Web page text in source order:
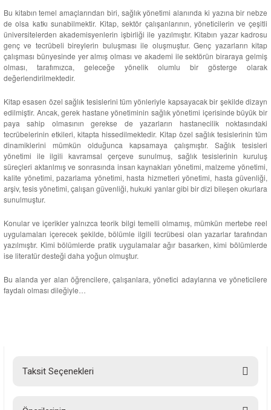
Bu kitabın temel amaçlarından biri, sağlık yönetimi alanında ki yazına bir nebze
de olsa katkı sunabilmektir. Kitap, sektör çalışanlarının, yöneticilerin ve çeşitli
üniversitelerden akademisyenlerin işbirliği ile yazılmıştır. Kitabın yazar kadrosu
genç ve tecrübeli bireylerin buluşması ile oluşmuştur. Genç yazarların kitap
çalışması bünyesinde yer almış olması ve akademi ile sektörün biraraya gelmiş
olması, tarafımızca, geleceğe yönelik olumlu bir gösterge olarak
değerlendirilmektedir.
Kitap esasen özel sağlık tesislerini tüm yönleriyle kapsayacak bir şekilde dizayn
edilmiştir. Ancak, gerek hastane yönetiminin sağlık yönetimi içerisinde büyük bir
paya sahip olmasının gerekse de yazarların hastanecilik noktasındaki
tecrübelerinin etkileri, kitapta hissedilmektedir. Kitap özel sağlık tesislerinin tüm
dinamiklerini mümkün olduğunca kapsamaya çalışmıştır. Sağlık tesisleri
yönetimi ile ilgili kavramsal çerçeve sunulmuş, sağlık tesislerinin kuruluş
süreçleri aktarılmış ve sonrasında insan kaynakları yönetimi, malzeme yönetimi,
kalite yönetimi, pazarlama yönetimi, hasta hizmetleri yönetimi, hasta güvenliği,
arşiv, tesis yönetimi, çalışan güvenliği, hukuki yanlar gibi bir dizi bileşen okurlara
sunulmuştur.
Konular ve içerikler yalnızca teorik bilgi temelli olmamış, mümkün mertebe reel
uygulamaları içerecek şekilde, bölümle ilgili tecrübesi olan yazarlar tarafından
yazılmıştır. Kimi bölümlerde pratik uygulamalar ağır basarken, kimi bölümlerde
ise literatür desteği daha yoğun olmuştur.
Bu alanda yer alan öğrencilere, çalışanlara, yönetici adaylarına ve yöneticilere
faydalı olması dileğiyle…
Taksit Seçenekleri